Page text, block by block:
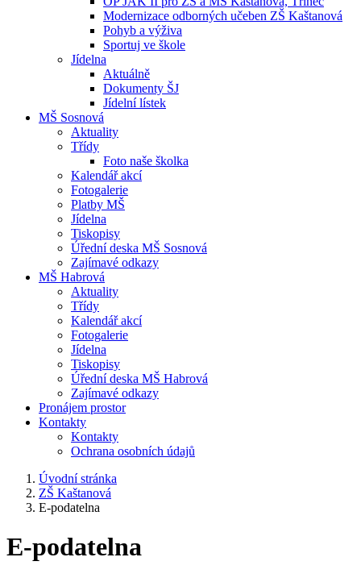
Modernizace odborných učeben ZŠ Kaštanová
Pohyb a výživa
Sportuj ve škole
Jídelna
Aktuálně
Dokumenty ŠJ
Jídelní lístek
MŠ Sosnová
Aktuality
Třídy
Foto naše školka
Kalendář akcí
Fotogalerie
Platby MŠ
Jídelna
Tiskopisy
Úřední deska MŠ Sosnová
Zajímavé odkazy
MŠ Habrová
Aktuality
Třídy
Kalendář akcí
Fotogalerie
Jídelna
Tiskopisy
Úřední deska MŠ Habrová
Zajímavé odkazy
Pronájem prostor
Kontakty
Kontakty
Ochrana osobních údajů
Úvodní stránka
ZŠ Kaštanová
E-podatelna
E-podatelna